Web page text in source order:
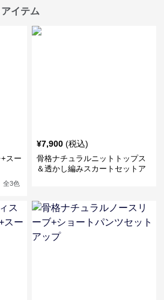
イテム
スー
全3色
¥7,900 (税込)
骨格ナチュラルニットトップス
＆透かし編みスカートセットア